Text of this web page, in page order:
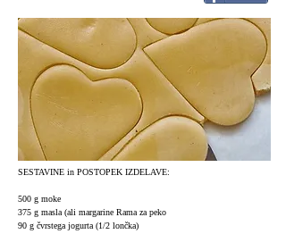
SESTAVINE in POSTOPEK IZDELAVE:
500 g moke
375 g masla (ali margarine Rama za peko
90 g čvrstega jogurta (1/2 lončka)